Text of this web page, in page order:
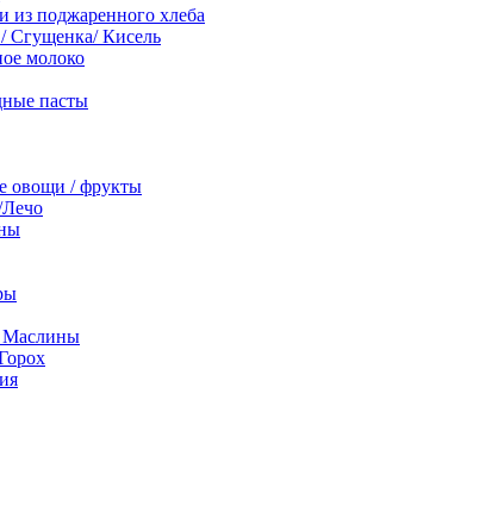
из поджаренного хлеба
Сгущенка/ Кисель
молоко
пасты
овощи / фрукты